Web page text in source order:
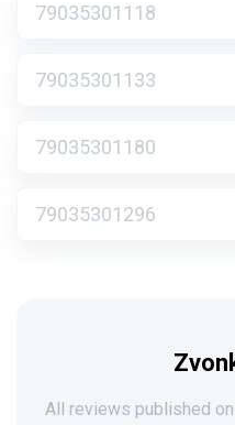
79035301118
79035301133
79035301180
79035301296
All reviews published